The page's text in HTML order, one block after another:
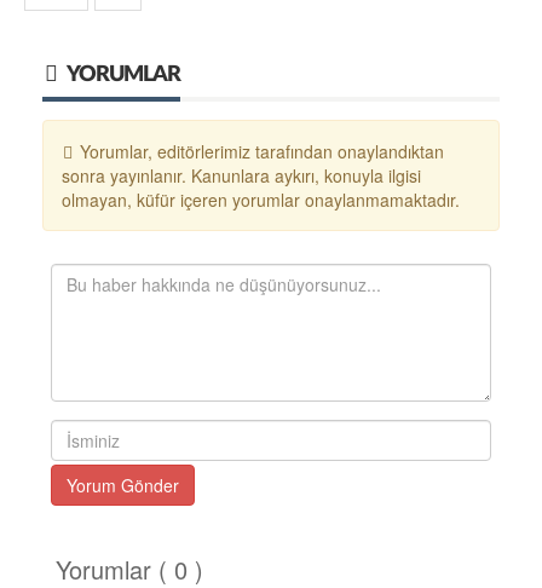
YORUMLAR
Yorumlar, editörlerimiz tarafından onaylandıktan
sonra yayınlanır. Kanunlara aykırı, konuyla ilgisi
olmayan, küfür içeren yorumlar onaylanmamaktadır.
Yorum Gönder
Yorumlar ( 0 )